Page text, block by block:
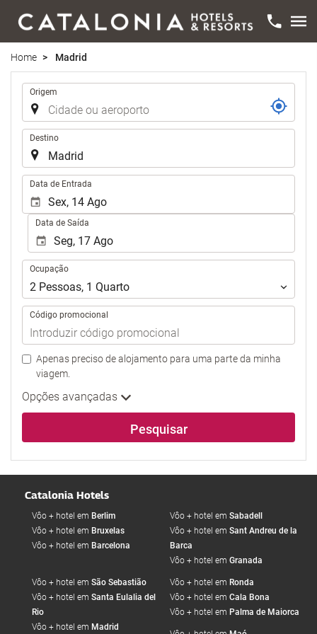
Home Madrid
Trajecto
Origem
Destino
Data de Entrada
Data de Saída
Ocupação
Ocupação
2 Pessoas, 1 Quarto
Código promocional
Apenas preciso de alojamento para uma parte da minha
viagem.
Opções avançadas
Pesquisar
Catalonia Hotels
Vôo + hotel em Berlim
Vôo + hotel em Bruxelas
Vôo + hotel em Barcelona
Vôo + hotel em Sabadell
Vôo + hotel em Sant Andreu de la
Barca
Vôo + hotel em Granada
Vôo + hotel em São Sebastião
Vôo + hotel em Santa Eulalia del
Rio
Vôo + hotel em Madrid
Vôo + hotel em Ronda
Vôo + hotel em Cala Bona
Vôo + hotel em Palma de Maiorca